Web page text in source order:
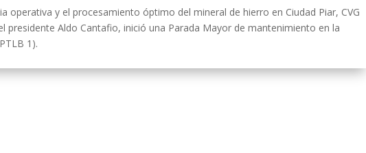
operativa y el procesamiento óptimo del mineral de hierro en Ciudad Piar, CVG
presidente Aldo Cantafio, inició una Parada Mayor de mantenimiento en la
1).